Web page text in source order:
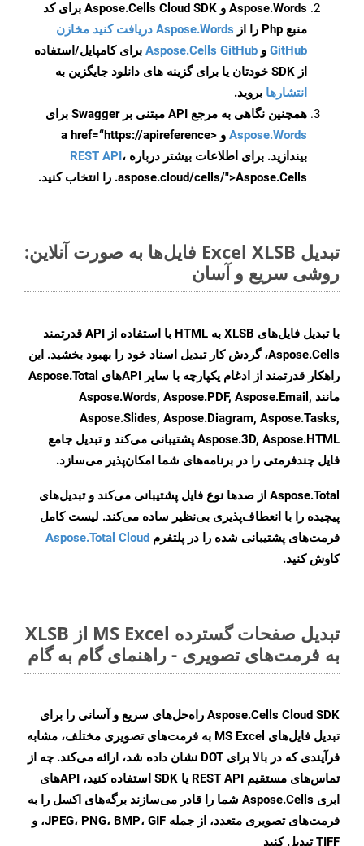
Aspose.Words و Aspose.Cells Cloud SDK برای کد
منبع Php را از
Aspose.Words دریافت کنید مخازن
GitHub و Aspose.Cells GitHub برای کامپایل/استفاده
از SDK خودتان یا برای گزینه های دانلود جایگزین به
انتشارها بروید.
همچنین نگاهی به مرجع API مبتنی بر Swagger برای
Aspose.Words
و <a href=“https://apireference
بیندازید. برای اطلاعات بیشتر درباره REST API،
.aspose.cloud/cells/">Aspose.Cells را انتخاب کنید.
تبدیل Excel XLSB فایل‌ها به صورت آنلاین:
روشی سریع و آسان
با تبدیل فایل‌های XLSB به HTML با استفاده از API قدرتمند
Aspose.Cells، گردش کار تبدیل اسناد خود را بهبود بخشید. این
راهکار قدرتمند از ادغام یکپارچه با سایر APIهای Aspose.Total
مانند Aspose.Words, Aspose.PDF, Aspose.Email,
Aspose.Slides, Aspose.Diagram, Aspose.Tasks,
Aspose.3D, Aspose.HTML پشتیبانی می‌کند و تبدیل جامع
فایل چندفرمتی را در برنامه‌های شما امکان‌پذیر می‌سازد.
Aspose.Total از صدها نوع فایل پشتیبانی می‌کند و تبدیل‌های
پیچیده را با انعطاف‌پذیری بی‌نظیر ساده می‌کند. لیست کامل
فرمت‌های پشتیبانی شده را در پلتفرم Aspose.Total Cloud
کاوش کنید.
تبدیل صفحات گسترده MS Excel از XLSB
به فرمت‌های تصویری - راهنمای گام به گام
Aspose.Cells Cloud SDK راه‌حل‌های سریع و آسانی را برای
تبدیل فایل‌های MS Excel به فرمت‌های تصویری مختلف، مشابه
فرآیندی که در بالا برای DOT نشان داده شد، ارائه می‌کند. چه از
تماس‌های مستقیم REST API یا SDK استفاده کنید، APIهای
ابری Aspose.Cells شما را قادر می‌سازند برگه‌های اکسل را به
فرمت‌های تصویری متعدد، از جمله JPEG، PNG، BMP، GIF، و
TIFF تبدیل کنید